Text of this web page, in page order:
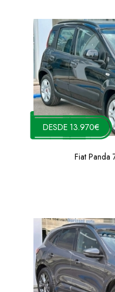
DESDE 13.970€
Fiat